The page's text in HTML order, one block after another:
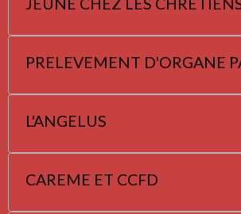
PRELEVEMENT D'ORGANE
L'ANGELUS
CAREME ET CCFD